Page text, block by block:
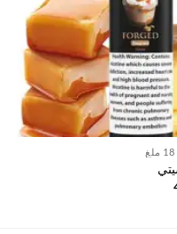
السعر